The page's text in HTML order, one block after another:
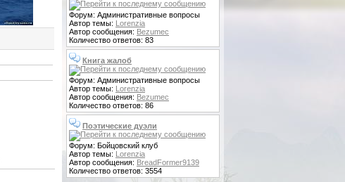
Форум: Административные вопросы
Автор темы: Lorenzia
Автор сообщения: Bezumec
Количество ответов: 83
Книга жалоб
Форум: Административные вопросы
Автор темы: Lorenzia
Автор сообщения: Bezumec
Количество ответов: 86
Поэтические дуэли
Форум: Бойцовский клуб
Автор темы: Lorenzia
Автор сообщения: BreadFormer9139
Количество ответов: 3554